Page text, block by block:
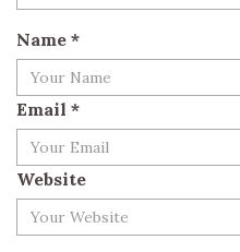
Name *
Email *
Website